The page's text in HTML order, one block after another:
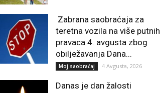
Zabrana saobraćaja za
teretna vozila na više putnih
pravaca 4. avgusta zbog
obilježavanja Dana...
Moj saobraćaj 4 Avgusta, 2026
Danas je dan žalosti